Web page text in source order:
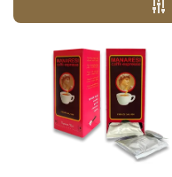
Alfabetycznie